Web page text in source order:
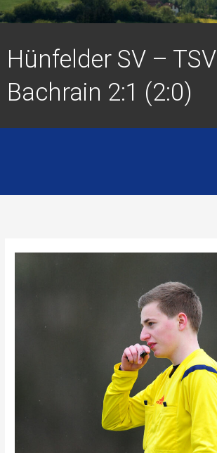
Hünfelder SV – TSV
Bachrain 2:1 (2:0)